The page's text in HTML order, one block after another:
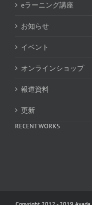
eラーニング講座
お知らせ
イベント
オンラインショップ
報道資料
更新
RECENT WORKS